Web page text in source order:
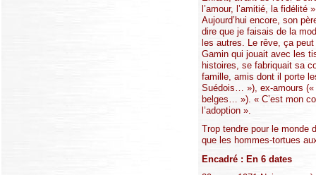
l’amour, l’amitié, la
Aujourd’hui encore, son
dire que je faisais de la
les autres. Le rêve, ça
Gamin qui jouait avec les
histoires, se fabriquait sa
famille, amis dont il porte
Suédois… »), ex-amours («
belges… »). « C’est mon
l’adoption ».
Trop tendre pour le monde
que les hommes-tortues
Encadré : En 6 dates